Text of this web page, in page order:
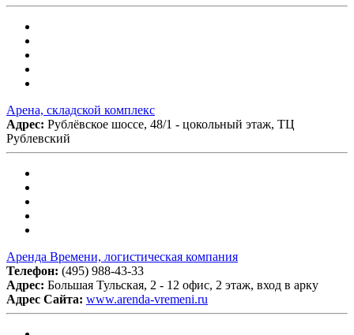
Арена, складской комплекс
Адрес: Рублёвское шоссе, 48/1 - цокольный этаж, ТЦ
Рублевский
Аренда Времени, логистическая компания
Телефон: (495) 988-43-33
Адрес: Большая Тульская, 2 - 12 офис, 2 этаж, вход в арку
Адрес Сайта: www.arenda-vremeni.ru